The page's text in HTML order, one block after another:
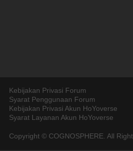
Kebijakan Privasi Forum
Syarat Penggunaan Forum
Kebijakan Privasi Akun HoYoverse
Syarat Layanan Akun HoYoverse
Copyright © COGNOSPHERE. All